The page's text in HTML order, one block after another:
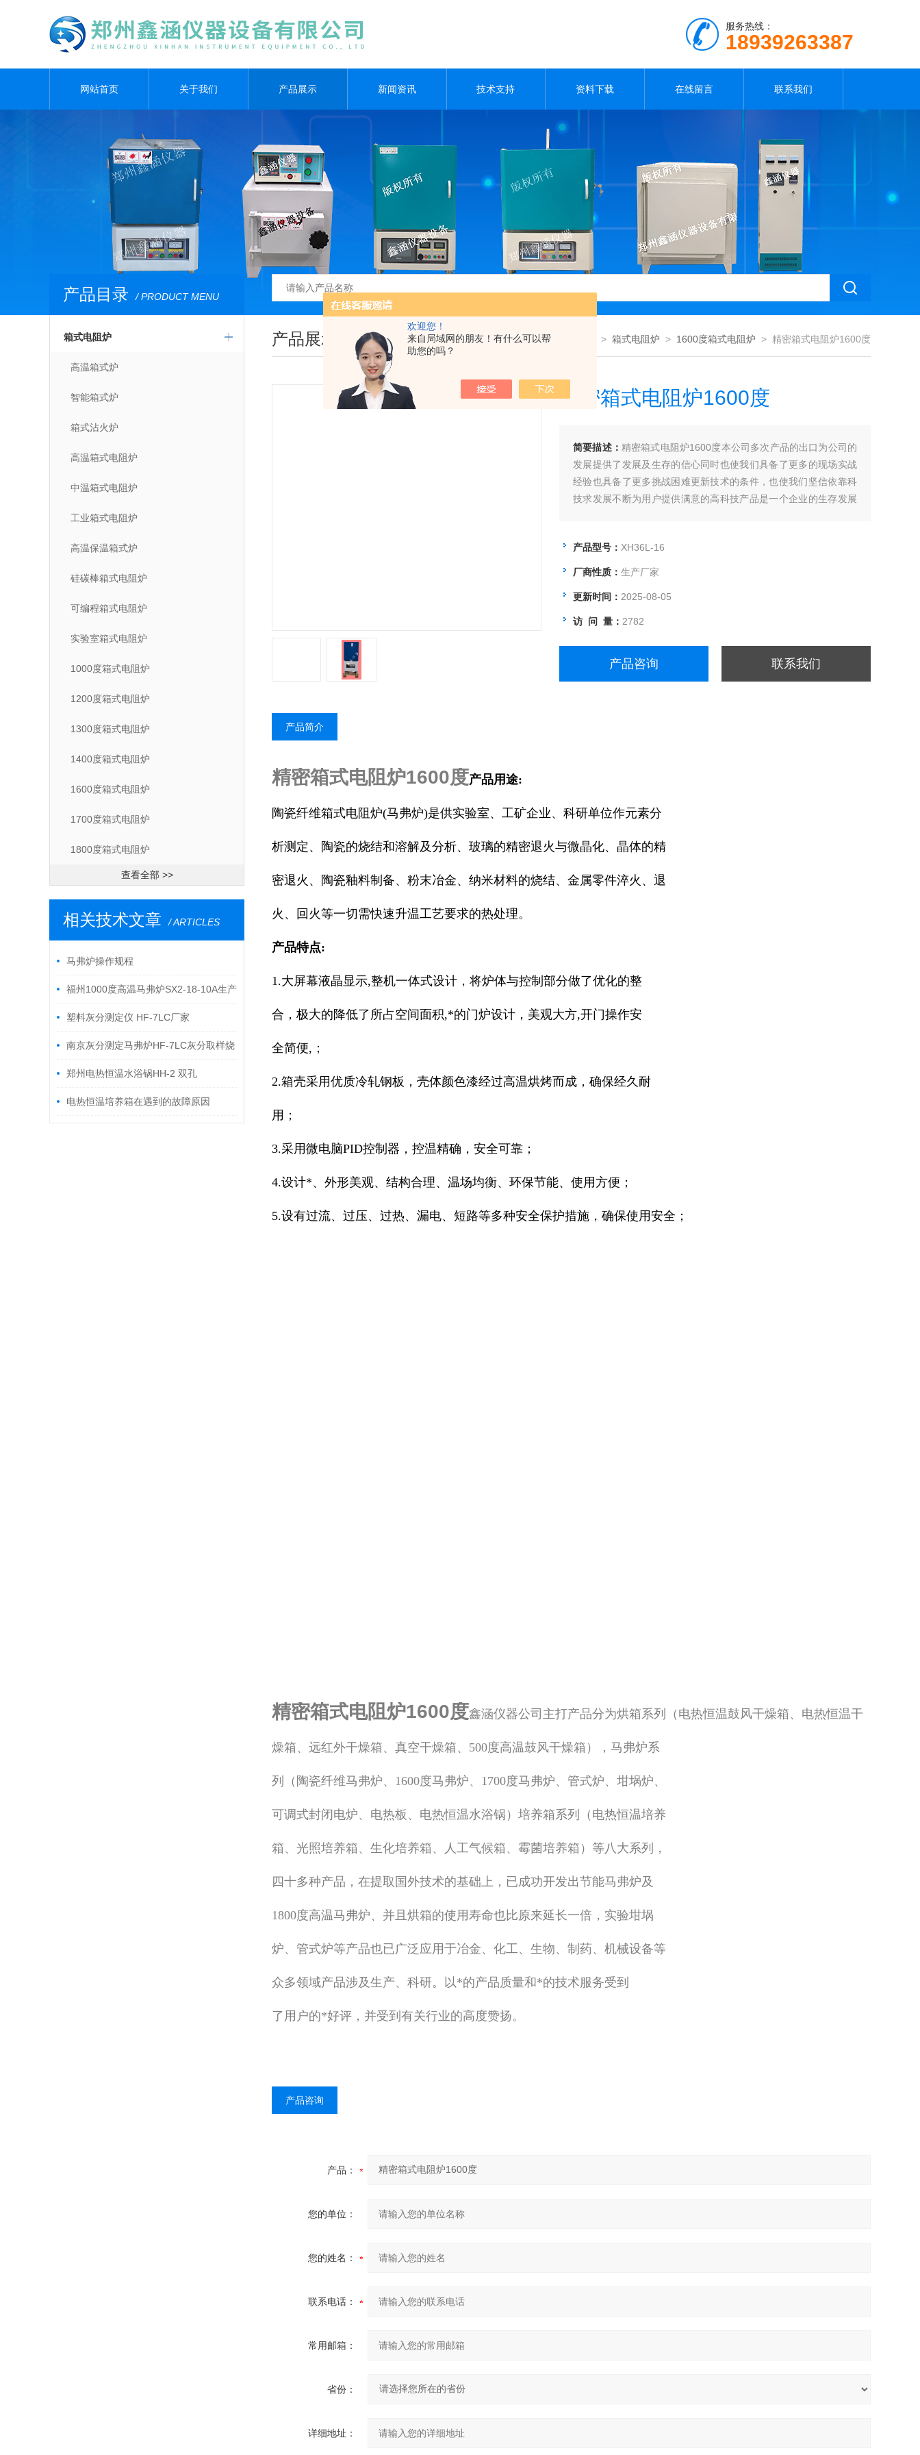
欢迎您！
来自局域网的朋友！有什么可以帮
助您的吗？
服务热线：
18939263387
网站首页 关于我们 产品展示 新闻资讯 技术支持 资料下载 在线留言 联系我们
产品目录 / PRODUCT MENU
箱式电阻炉
高温箱式炉
智能箱式炉
箱式沾火炉
高温箱式电阻炉
中温箱式电阻炉
工业箱式电阻炉
高温保温箱式炉
硅碳棒箱式电阻炉
可编程箱式电阻炉
实验室箱式电阻炉
1000度箱式电阻炉
1200度箱式电阻炉
1300度箱式电阻炉
1400度箱式电阻炉
1600度箱式电阻炉
1700度箱式电阻炉
1800度箱式电阻炉
查看全部 >>
相关技术文章 / ARTICLES
马弗炉操作规程
福州1000度高温马弗炉SX2-18-10A生产
厂家技术简介
塑料灰分测定仪 HF-7LC厂家
南京灰分测定马弗炉HF-7LC灰分取样烧
结 郑州电热恒温水浴锅HH-2 双孔
电热恒温培养箱在遇到的故障原因
产品展示 您现在的位置：首页> > 箱式电阻炉 > 1600度箱式电阻炉 > 精密箱式电阻炉1600度
精密箱式电阻炉1600度
简要描述： 精密箱式电阻炉1600度本公司多次产品的出口为公司的
发展提供了发展及生存的信心同时也使我们具备了更多的现场实战
经验也具备了更多挑战困难更新技术的条件，也使我们坚信依靠科
技求发展不断为用户提供满意的高科技产品是一个企业的生存发展
产品型号： XH36L-16
厂商性质： 生产厂家
更新时间： 2025-08-05
访 问 量： 2782
产品咨询 联系我们
产品简介
精密箱式电阻炉1600度产品用途:
陶瓷纤维箱式电阻炉(马弗炉)是供实验室、工矿企业、科研单位作元素分
析测定、陶瓷的烧结和溶解及分析、玻璃的精密退火与微晶化、晶体的精
密退火、陶瓷釉料制备、粉末冶金、纳米材料的烧结、金属零件淬火、退
火、回火等一切需快速升温工艺要求的热处理。
产品特点:
1.大屏幕液晶显示,整机一体式设计，将炉体与控制部分做了优化的整
合，极大的降低了所占空间面积,*的门炉设计，美观大方,开门操作安
全简便,；
2.箱壳采用优质冷轧钢板，壳体颜色漆经过高温烘烤而成，确保经久耐
用；
3.采用微电脑PID控制器，控温精确，安全可靠；
4.设计*、外形美观、结构合理、温场均衡、环保节能、使用方便；
5.设有过流、过压、过热、漏电、短路等多种安全保护措施，确保使用安全；
精密箱式电阻炉1600度鑫涵仪器公司主打产品分为烘箱系列（电热恒温鼓风干燥箱、电热恒温干
燥箱、远红外干燥箱、真空干燥箱、500度高温鼓风干燥箱），马弗炉系
列（陶瓷纤维马弗炉、1600度马弗炉、1700度马弗炉、管式炉、坩埚炉、
可调式封闭电炉、电热板、电热恒温水浴锅）培养箱系列（电热恒温培养
箱、光照培养箱、生化培养箱、人工气候箱、霉菌培养箱）等八大系列，
四十多种产品，在提取国外技术的基础上，已成功开发出节能马弗炉及
1800度高温马弗炉、并且烘箱的使用寿命也比原来延长一倍，实验坩埚
炉、管式炉等产品也已广泛应用于冶金、化工、生物、制药、机械设备等
众多领域产品涉及生产、科研。以*的产品质量和*的技术服务受到
了用户的*好评，并受到有关行业的高度赞扬。
产品咨询
产品：
您的单位：
您的姓名：
联系电话：
常用邮箱：
省份：
详细地址：